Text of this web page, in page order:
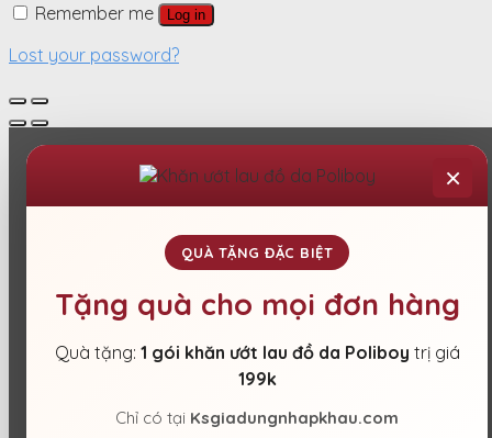
Remember me
Log in
Lost your password?
×
QUÀ TẶNG ĐẶC BIỆT
Tặng quà cho mọi đơn hàng
Quà tặng: 1 gói khăn ướt lau đồ da Poliboy trị giá
199k
Chỉ có tại Ksgiadungnhapkhau.com